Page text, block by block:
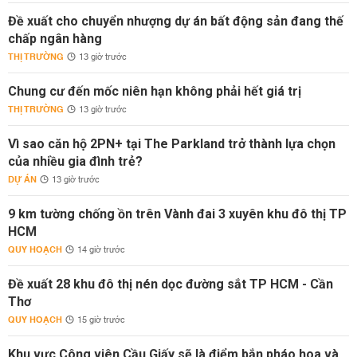
Đề xuất cho chuyển nhượng dự án bất động sản đang thế
chấp ngân hàng
THỊ TRƯỜNG 13 giờ trước
Chung cư đến mốc niên hạn không phải hết giá trị
THỊ TRƯỜNG 13 giờ trước
Vì sao căn hộ 2PN+ tại The Parkland trở thành lựa chọn
của nhiều gia đình trẻ?
DỰ ÁN 13 giờ trước
9 km tường chống ồn trên Vành đai 3 xuyên khu đô thị TP
HCM
QUY HOẠCH 14 giờ trước
Đề xuất 28 khu đô thị nén dọc đường sắt TP HCM - Cần
Thơ
QUY HOẠCH 15 giờ trước